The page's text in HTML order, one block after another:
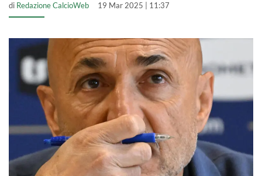
di Redazione CalcioWeb 19 Mar 2025 | 11:37